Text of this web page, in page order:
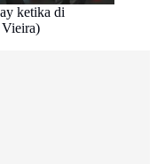
ketika di